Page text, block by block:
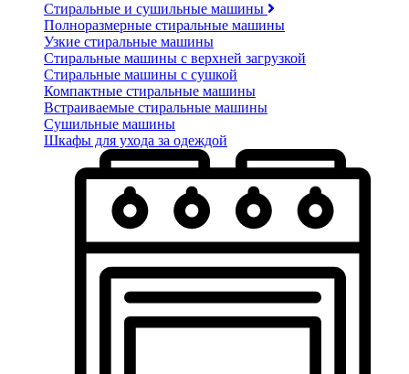
Стиральные и сушильные машины
Полноразмерные стиральные машины
Узкие стиральные машины
Стиральные машины с верхней загрузкой
Стиральные машины с сушкой
Компактные стиральные машины
Встраиваемые стиральные машины
Сушильные машины
Шкафы для ухода за одеждой